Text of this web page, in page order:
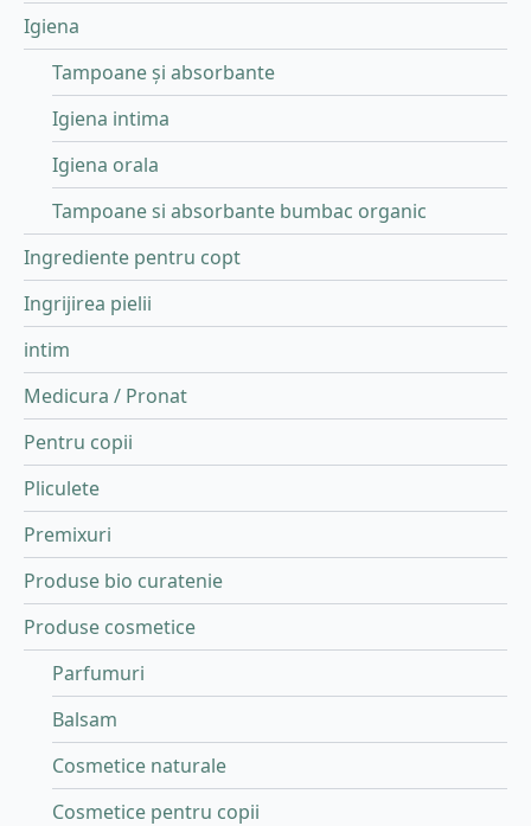
Igiena
Tampoane și absorbante
Igiena intima
Igiena orala
Tampoane si absorbante bumbac organic
Ingrediente pentru copt
Ingrijirea pielii
intim
Medicura / Pronat
Pentru copii
Pliculete
Premixuri
Produse bio curatenie
Produse cosmetice
Parfumuri
Balsam
Cosmetice naturale
Cosmetice pentru copii